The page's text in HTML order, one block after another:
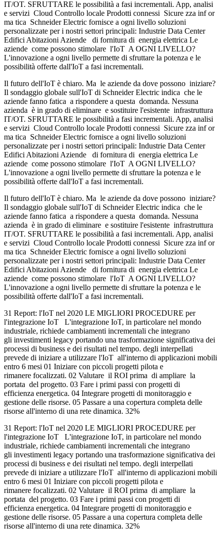
IT/OT. SFRUTTARE le possibilità a fasi incrementali. App, analisi
e servizi Cloud Controllo locale Prodotti connessi Sicure zza inf or
ma tica Schneider Electric fornisce a ogni livello soluzioni
personalizzate per i nostri settori principali: Industrie Data Center
Edifici Abitazioni Aziende di fornitura di energia elettrica Le
aziende come possono stimolare l'IoT A OGNI LIVELLO?
L'innovazione a ogni livello permette di sfruttare la potenza e le
possibilità offerte dall'IoT a fasi incrementali.
Il futuro dell'IoT è chiaro. Ma le aziende da dove possono iniziare?
Il sondaggio globale sull'IoT di Schneider Electric indica che le
aziende fanno fatica a rispondere a questa domanda. Nessuna
azienda è in grado di eliminare e sostituire l'esistente infrastruttura
IT/OT. SFRUTTARE le possibilità a fasi incrementali. App, analisi
e servizi Cloud Controllo locale Prodotti connessi Sicure zza inf or
ma tica Schneider Electric fornisce a ogni livello soluzioni
personalizzate per i nostri settori principali: Industrie Data Center
Edifici Abitazioni Aziende di fornitura di energia elettrica Le
aziende come possono stimolare l'IoT A OGNI LIVELLO?
L'innovazione a ogni livello permette di sfruttare la potenza e le
possibilità offerte dall'IoT a fasi incrementali.
Il futuro dell'IoT è chiaro. Ma le aziende da dove possono iniziare?
Il sondaggio globale sull'IoT di Schneider Electric indica che le
aziende fanno fatica a rispondere a questa domanda. Nessuna
azienda è in grado di eliminare e sostituire l'esistente infrastruttura
IT/OT. SFRUTTARE le possibilità a fasi incrementali. App, analisi
e servizi Cloud Controllo locale Prodotti connessi Sicure zza inf or
ma tica Schneider Electric fornisce a ogni livello soluzioni
personalizzate per i nostri settori principali: Industrie Data Center
Edifici Abitazioni Aziende di fornitura di energia elettrica Le
aziende come possono stimolare l'IoT A OGNI LIVELLO?
L'innovazione a ogni livello permette di sfruttare la potenza e le
possibilità offerte dall'IoT a fasi incrementali.
31 Report: l'IoT nel 2020 LE MIGLIORI PROCEDURE per
l'integrazione IoT L'integrazione IoT, in particolare nel mondo
industriale, richiede cambiamenti incrementali che integrano
gli investimenti legacy portando una trasformazione significativa dei
processi di business e dei risultati nel tempo. degli interpellati
prevede di iniziare a utilizzare l'IoT all'interno di applicazioni mobili
entro 6 mesi 01 Iniziare con piccoli progetti pilota e
rimanere focalizzati. 02 Valutare il ROI prima di ampliare la
portata del progetto. 03 Fare i primi passi con progetti di
efficienza energetica. 04 Integrare progetti di monitoraggio e
gestione delle risorse. 05 Passare a una copertura completa delle
risorse all'interno di una rete dinamica. 32%
31 Report: l'IoT nel 2020 LE MIGLIORI PROCEDURE per
l'integrazione IoT L'integrazione IoT, in particolare nel mondo
industriale, richiede cambiamenti incrementali che integrano
gli investimenti legacy portando una trasformazione significativa dei
processi di business e dei risultati nel tempo. degli interpellati
prevede di iniziare a utilizzare l'IoT all'interno di applicazioni mobili
entro 6 mesi 01 Iniziare con piccoli progetti pilota e
rimanere focalizzati. 02 Valutare il ROI prima di ampliare la
portata del progetto. 03 Fare i primi passi con progetti di
efficienza energetica. 04 Integrare progetti di monitoraggio e
gestione delle risorse. 05 Passare a una copertura completa delle
risorse all'interno di una rete dinamica. 32%